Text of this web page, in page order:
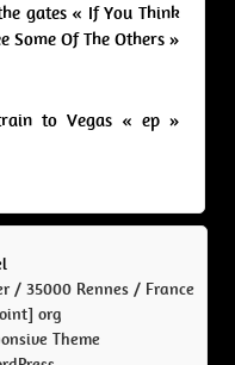
gates « If You Think
Some Of The Others »
to Vegas « ep »
/ 35000 Rennes / France
org
Theme